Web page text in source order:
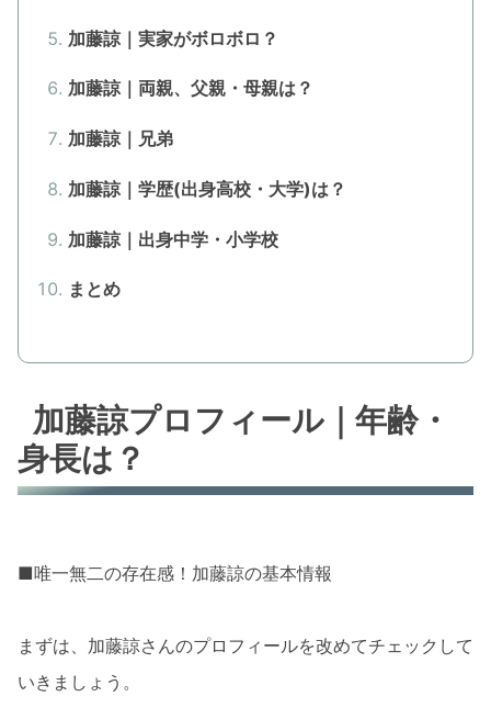
加藤諒｜実家がボロボロ？
加藤諒｜両親、父親・母親は？
加藤諒｜兄弟
加藤諒｜学歴(出身高校・大学)は？
加藤諒｜出身中学・小学校
まとめ
加藤諒プロフィール｜年齢・
身長は？
■唯一無二の存在感！加藤諒の基本情報
まずは、加藤諒さんのプロフィールを改めてチェックして
いきましょう。